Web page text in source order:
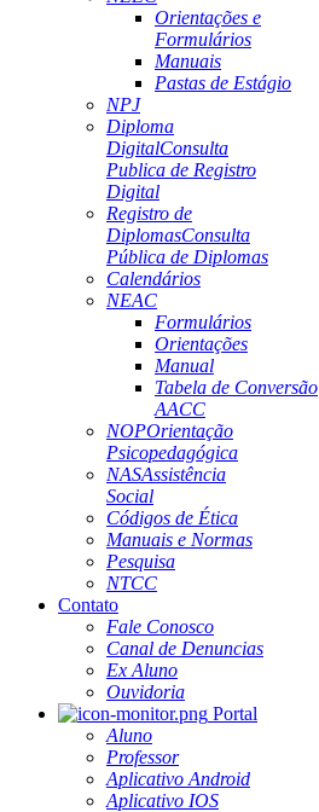
Orientações e
Formulários
Manuais
Pastas de Estágio
NPJ
Diploma
DigitalConsulta
Publica de Registro
Digital
Registro de
DiplomasConsulta
Pública de Diplomas
Calendários
NEAC
Formulários
Orientações
Manual
Tabela de Conversão
AACC
NOPOrientação
Psicopedagógica
NASAssistência
Social
Códigos de Ética
Manuais e Normas
Pesquisa
NTCC
Contato
Fale Conosco
Canal de Denuncias
Ex Aluno
Ouvidoria
Portal
Aluno
Professor
Aplicativo Android
Aplicativo IOS